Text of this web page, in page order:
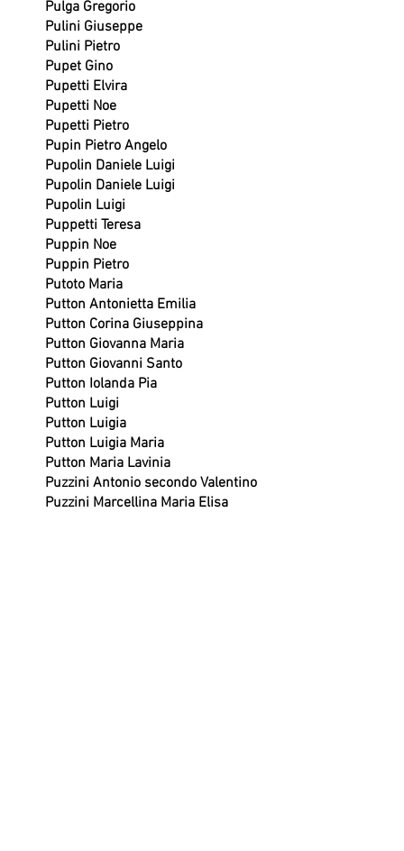
Pulga Gregorio
Pulini Giuseppe
Pulini Pietro
Pupet Gino
Pupetti Elvira
Pupetti Noe
Pupetti Pietro
Pupin Pietro Angelo
Pupolin Daniele Luigi
Pupolin Daniele Luigi
Pupolin Luigi
Puppetti Teresa
Puppin Noe
Puppin Pietro
Putoto Maria
Putton Antonietta Emilia
Putton Corina Giuseppina
Putton Giovanna Maria
Putton Giovanni Santo
Putton Iolanda Pia
Putton Luigi
Putton Luigia
Putton Luigia Maria
Putton Maria Lavinia
Puzzini Antonio secondo Valentino
Puzzini Marcellina Maria Elisa